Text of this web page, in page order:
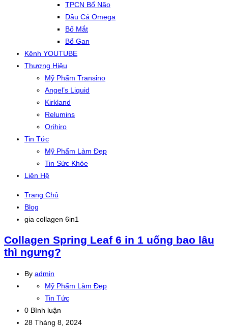
TPCN Bổ Não
Dầu Cá Omega
Bổ Mắt
Bổ Gan
Kênh YOUTUBE
Thương Hiệu
Mỹ Phẩm Transino
Angel’s Liquid
Kirkland
Relumins
Orihiro
Tin Tức
Mỹ Phẩm Làm Đẹp
Tin Sức Khỏe
Liên Hệ
Trang Chủ
Blog
gia collagen 6in1
Collagen Spring Leaf 6 in 1 uống bao lâu
thì ngưng?
By admin
Mỹ Phẩm Làm Đẹp
Tin Tức
0 Bình luận
28 Tháng 8, 2024